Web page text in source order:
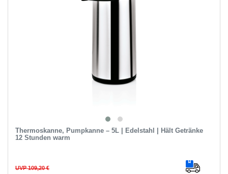
Thermoskanne, Pumpkanne – 5L | Edelstahl | Hält Getränke
12 Stunden warm
UVP 109,20 €